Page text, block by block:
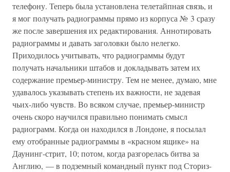
телефону. Теперь была установлена телетайпная связь, и
я мог получать радиограммы прямо из корпуса № 3 сразу
же после завершения их редактирования. Аннотировать
радиограммы и давать заголовки было нелегко.
Приходилось учитывать, что радиограммы будут
получать начальники штабов и докладывать затем их
содержание премьер-министру. Тем не менее, думаю, мне
удавалось указывать степень их важности, не задевая
чьих-либо чувств. Во всяком случае, премьер-министр
очень скоро научился правильно понимать смысл
радиограмм. Когда он находился в Лондоне, я посылал
ему отобранные радиограммы в «красном ящике» на
Даунинг-стрит, 10; потом, когда разгорелась битва за
Англию, — в подземный командный пункт под Сториз-